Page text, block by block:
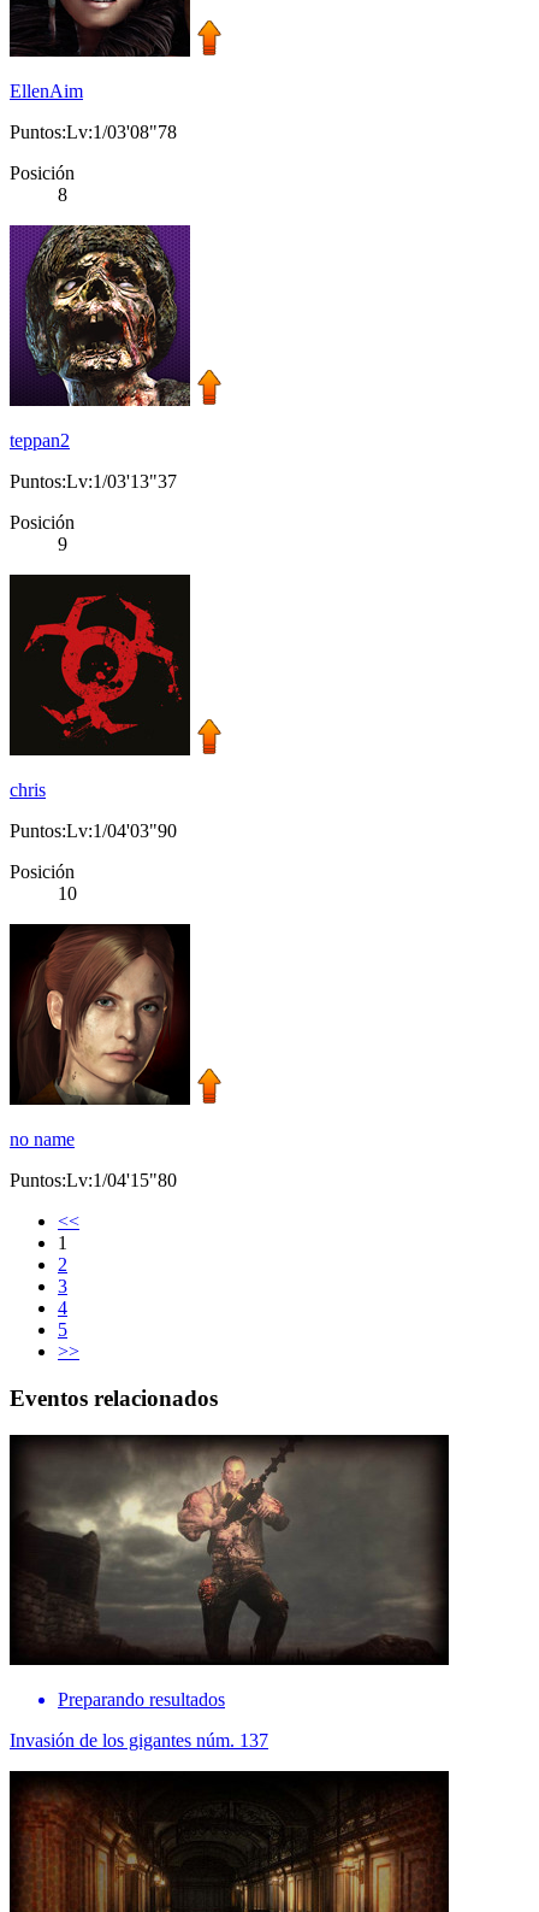
EllenAim
Puntos:Lv:1/03'08"78
Posición
8
teppan2
Puntos:Lv:1/03'13"37
Posición
9
chris
Puntos:Lv:1/04'03"90
Posición
10
no name
Puntos:Lv:1/04'15"80
<<
1
2
3
4
5
>>
Eventos relacionados
Preparando resultados
Invasión de los gigantes núm. 137